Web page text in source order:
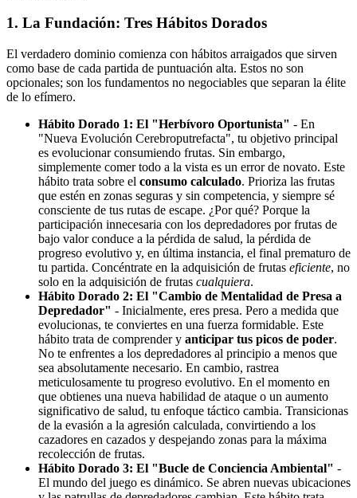
1. La Fundación: Tres Hábitos Dorados
El verdadero dominio comienza con hábitos arraigados que sirven
como base de cada partida de puntuación alta. Estos no son
opcionales; son los fundamentos no negociables que separan la élite
de lo efímero.
Hábito Dorado 1: El "Herbívoro Oportunista" - En
"Nueva Evolución Cerebroputrefacta", tu objetivo principal
es evolucionar consumiendo frutas. Sin embargo,
simplemente comer todo a la vista es un error de novato. Este
hábito trata sobre el consumo calculado. Prioriza las frutas
que estén en zonas seguras y sin competencia, y siempre sé
consciente de tus rutas de escape. ¿Por qué? Porque la
participación innecesaria con los depredadores por frutas de
bajo valor conduce a la pérdida de salud, la pérdida de
progreso evolutivo y, en última instancia, el final prematuro de
tu partida. Concéntrate en la adquisición de frutas eficiente, no
solo en la adquisición de frutas cualquiera.
Hábito Dorado 2: El "Cambio de Mentalidad de Presa a
Depredador" - Inicialmente, eres presa. Pero a medida que
evolucionas, te conviertes en una fuerza formidable. Este
hábito trata de comprender y anticipar tus picos de poder.
No te enfrentes a los depredadores al principio a menos que
sea absolutamente necesario. En cambio, rastrea
meticulosamente tu progreso evolutivo. En el momento en
que obtienes una nueva habilidad de ataque o un aumento
significativo de salud, tu enfoque táctico cambia. Transicionas
de la evasión a la agresión calculada, convirtiendo a los
cazadores en cazados y despejando zonas para la máxima
recolección de frutas.
Hábito Dorado 3: El "Bucle de Conciencia Ambiental" -
El mundo del juego es dinámico. Se abren nuevas ubicaciones